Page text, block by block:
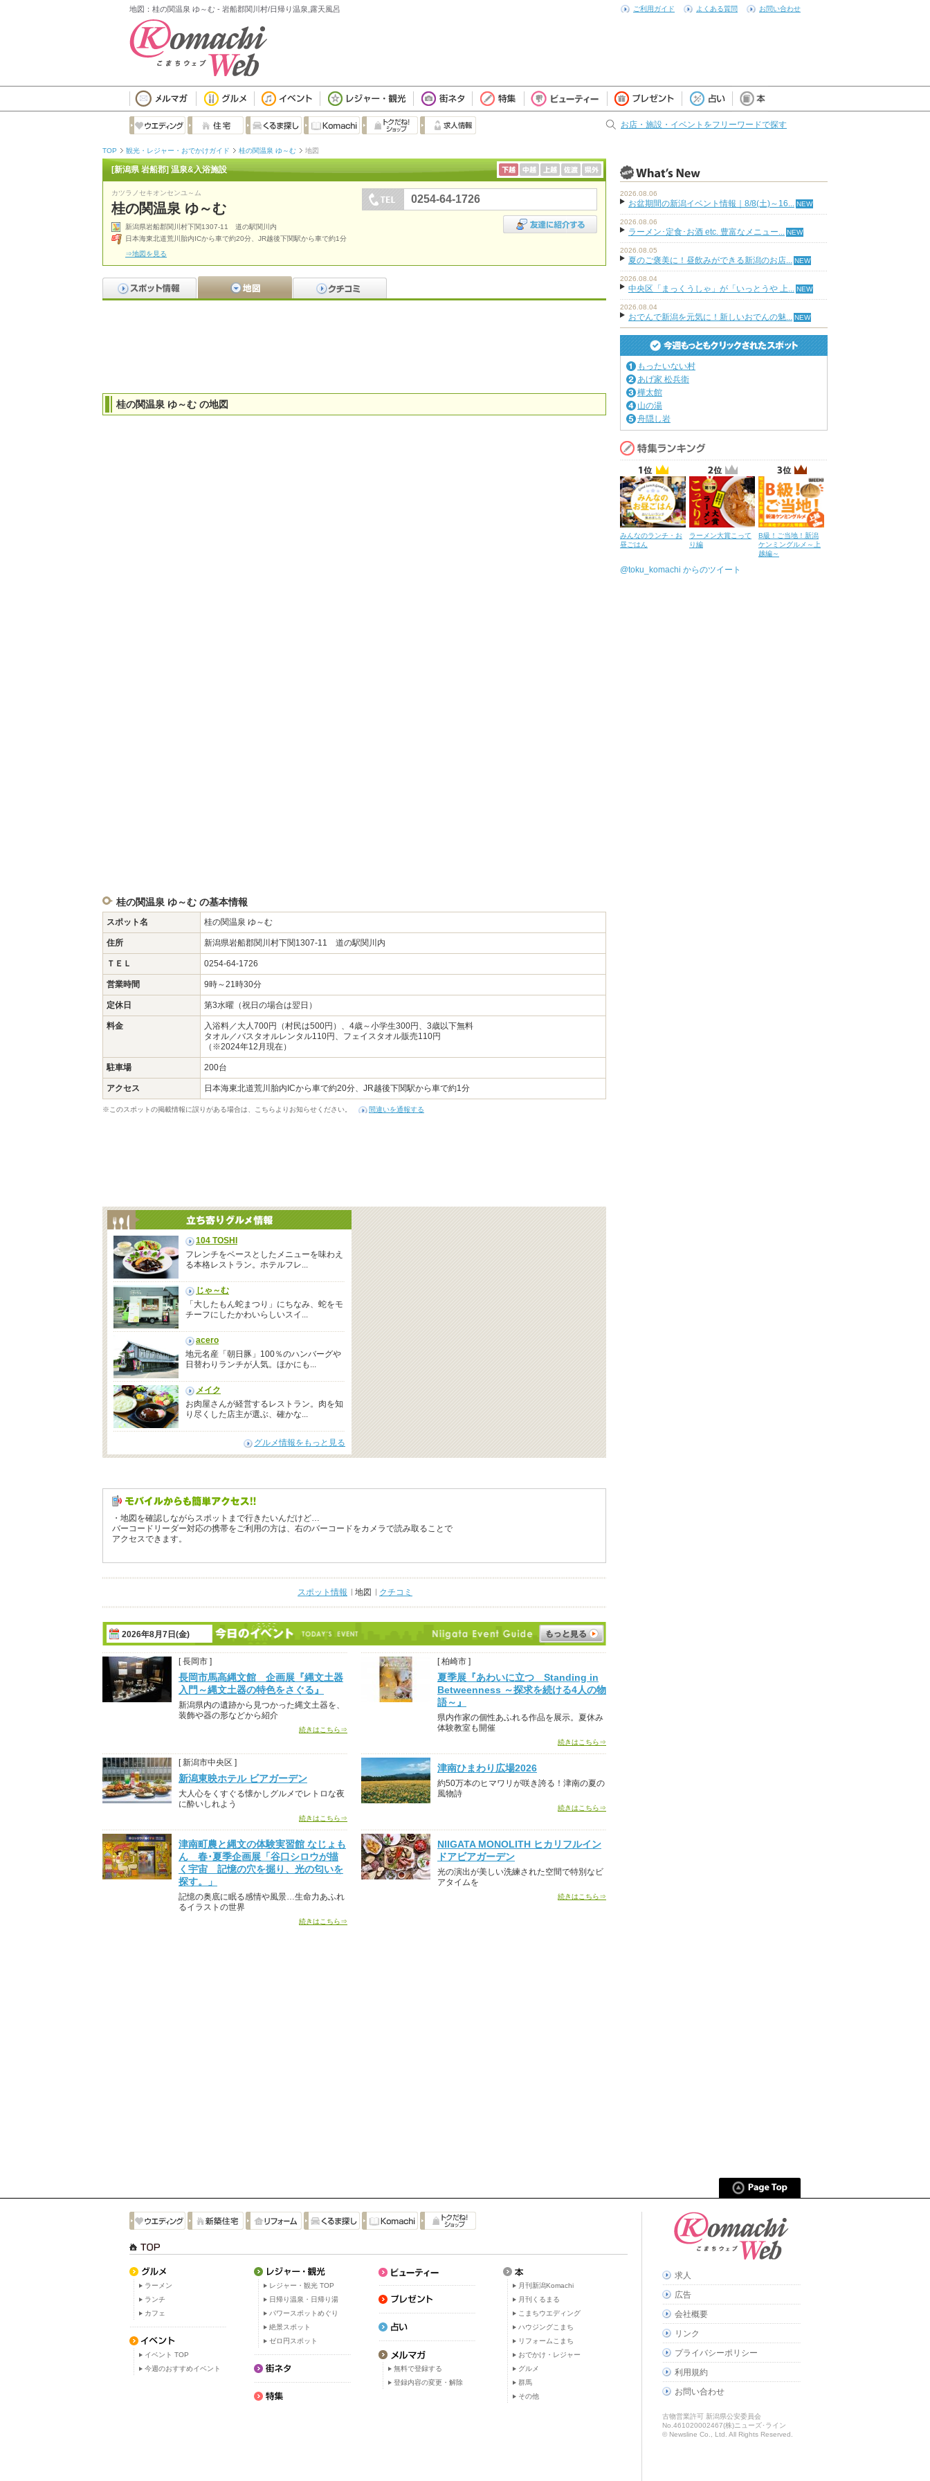
地図：桂の関温泉 ゆ～む - 岩船郡関川村/日帰り温泉,露天風呂 ご利用ガイド よくある質問 お問い合わせ
お店・施設・イベントをフリーワードで探す
TOP 観光・レジャー・おでかけガイド 桂の関温泉 ゆ～む 地図
[新潟県 岩船郡] 温泉&入浴施設
カツラノセキオンセンユ～ム
桂の関温泉 ゆ～む
新潟県岩船郡関川村下関1307-11 道の駅関川内
日本海東北道荒川胎内ICから車で約20分、JR越後下関駅から車で約1分
⇒地図を見る
0254-64-1726
桂の関温泉 ゆ～む の地図
桂の関温泉 ゆ～む の基本情報
スポット名 桂の関温泉 ゆ～む
住所 新潟県岩船郡関川村下関1307-11 道の駅関川内
ＴＥＬ 0254-64-1726
営業時間 9時～21時30分
定休日 第3水曜（祝日の場合は翌日）
料金
入浴料／大人700円（村民は500円）、4歳～小学生300円、3歳以下無料
タオル／バスタオルレンタル110円、フェイスタオル販売110円
（※2024年12月現在）
駐車場 200台
アクセス 日本海東北道荒川胎内ICから車で約20分、JR越後下関駅から車で約1分
※このスポットの掲載情報に誤りがある場合は、こちらよりお知らせください。 間違いを通報する
104 TOSHI
フレンチをベースとしたメニューを味わえ
る本格レストラン。ホテルフレ...
じゃ～む
「大したもん蛇まつり」にちなみ、蛇をモ
チーフにしたかわいらしいスイ...
acero
地元名産「朝日豚」100％のハンバーグや
日替わりランチが人気。ほかにも...
メイク
お肉屋さんが経営するレストラン。肉を知
り尽くした店主が選ぶ、確かな...
グルメ情報をもっと見る
・地図を確認しながらスポットまで行きたいんだけど…
バーコードリーダー対応の携帯をご利用の方は、右のバーコードをカメラで読み取ることで
アクセスできます。
スポット情報 地図 クチコミ
2026年8月7日(金)
[ 長岡市 ]
長岡市馬高縄文館 企画展『縄文土器
入門～縄文土器の特色をさぐる』
新潟県内の遺跡から見つかった縄文土器を、
装飾や器の形などから紹介
続きはこちら⇒
[ 柏崎市 ]
夏季展『あわいに立つ Standing in
Betweenness ～探求を続ける4人の物
語～』
県内作家の個性あふれる作品を展示。夏休み
体験教室も開催
続きはこちら⇒
[ 新潟市中央区 ]
新潟東映ホテル ビアガーデン
大人心をくすぐる懐かしグルメでレトロな夜
に酔いしれよう
続きはこちら⇒
津南ひまわり広場2026
約50万本のヒマワリが咲き誇る！津南の夏の
風物詩
続きはこちら⇒
津南町農と縄文の体験実習館 なじょも
ん 春･夏季企画展「谷口シロウが描
く宇宙 記憶の穴を掘り、光の匂いを
探す。」
記憶の奥底に眠る感情や風景…生命力あふれ
るイラストの世界
続きはこちら⇒
NIIGATA MONOLITH ヒカリフルイン
ドアビアガーデン
光の演出が美しい洗練された空間で特別なビ
アタイムを
続きはこちら⇒
2026.08.06
お盆期間の新潟イベント情報｜8/8(土)～16...
2026.08.06
ラーメン･定食･お酒 etc. 豊富なメニュー...
2026.08.05
夏のご褒美に！昼飲みができる新潟のお店...
2026.08.04
中央区「まっくうしゃ」が「いっとうや 上...
2026.08.04
おでんで新潟を元気に！新しいおでんの魅...
もったいない村
あげ家 松兵衛
樺太館
山の湯
舟隠し岩
みんなのランチ・お
昼ごはん
ラーメン大賞こって
り編
B級！ご当地！新潟
ケンミングルメ～上
越編～
@toku_komachi からのツイート
ラーメン
ランチ
カフェ
イベント TOP
今週のおすすめイベント
レジャー・観光 TOP
日帰り温泉・日帰り湯
パワースポットめぐり
絶景スポット
ゼロ円スポット
無料で登録する
登録内容の変更・解除
月刊新潟Komachi
月刊くるまる
こまちウエディング
ハウジングこまち
リフォームこまち
おでかけ・レジャー
グルメ
群馬
その他
求人
広告
会社概要
リンク
プライバシーポリシー
利用規約
お問い合わせ
古物営業許可 新潟県公安委員会
No.461020002467(株)ニューズ･ライン
© Newsline Co., Ltd. All Rights Reserved.